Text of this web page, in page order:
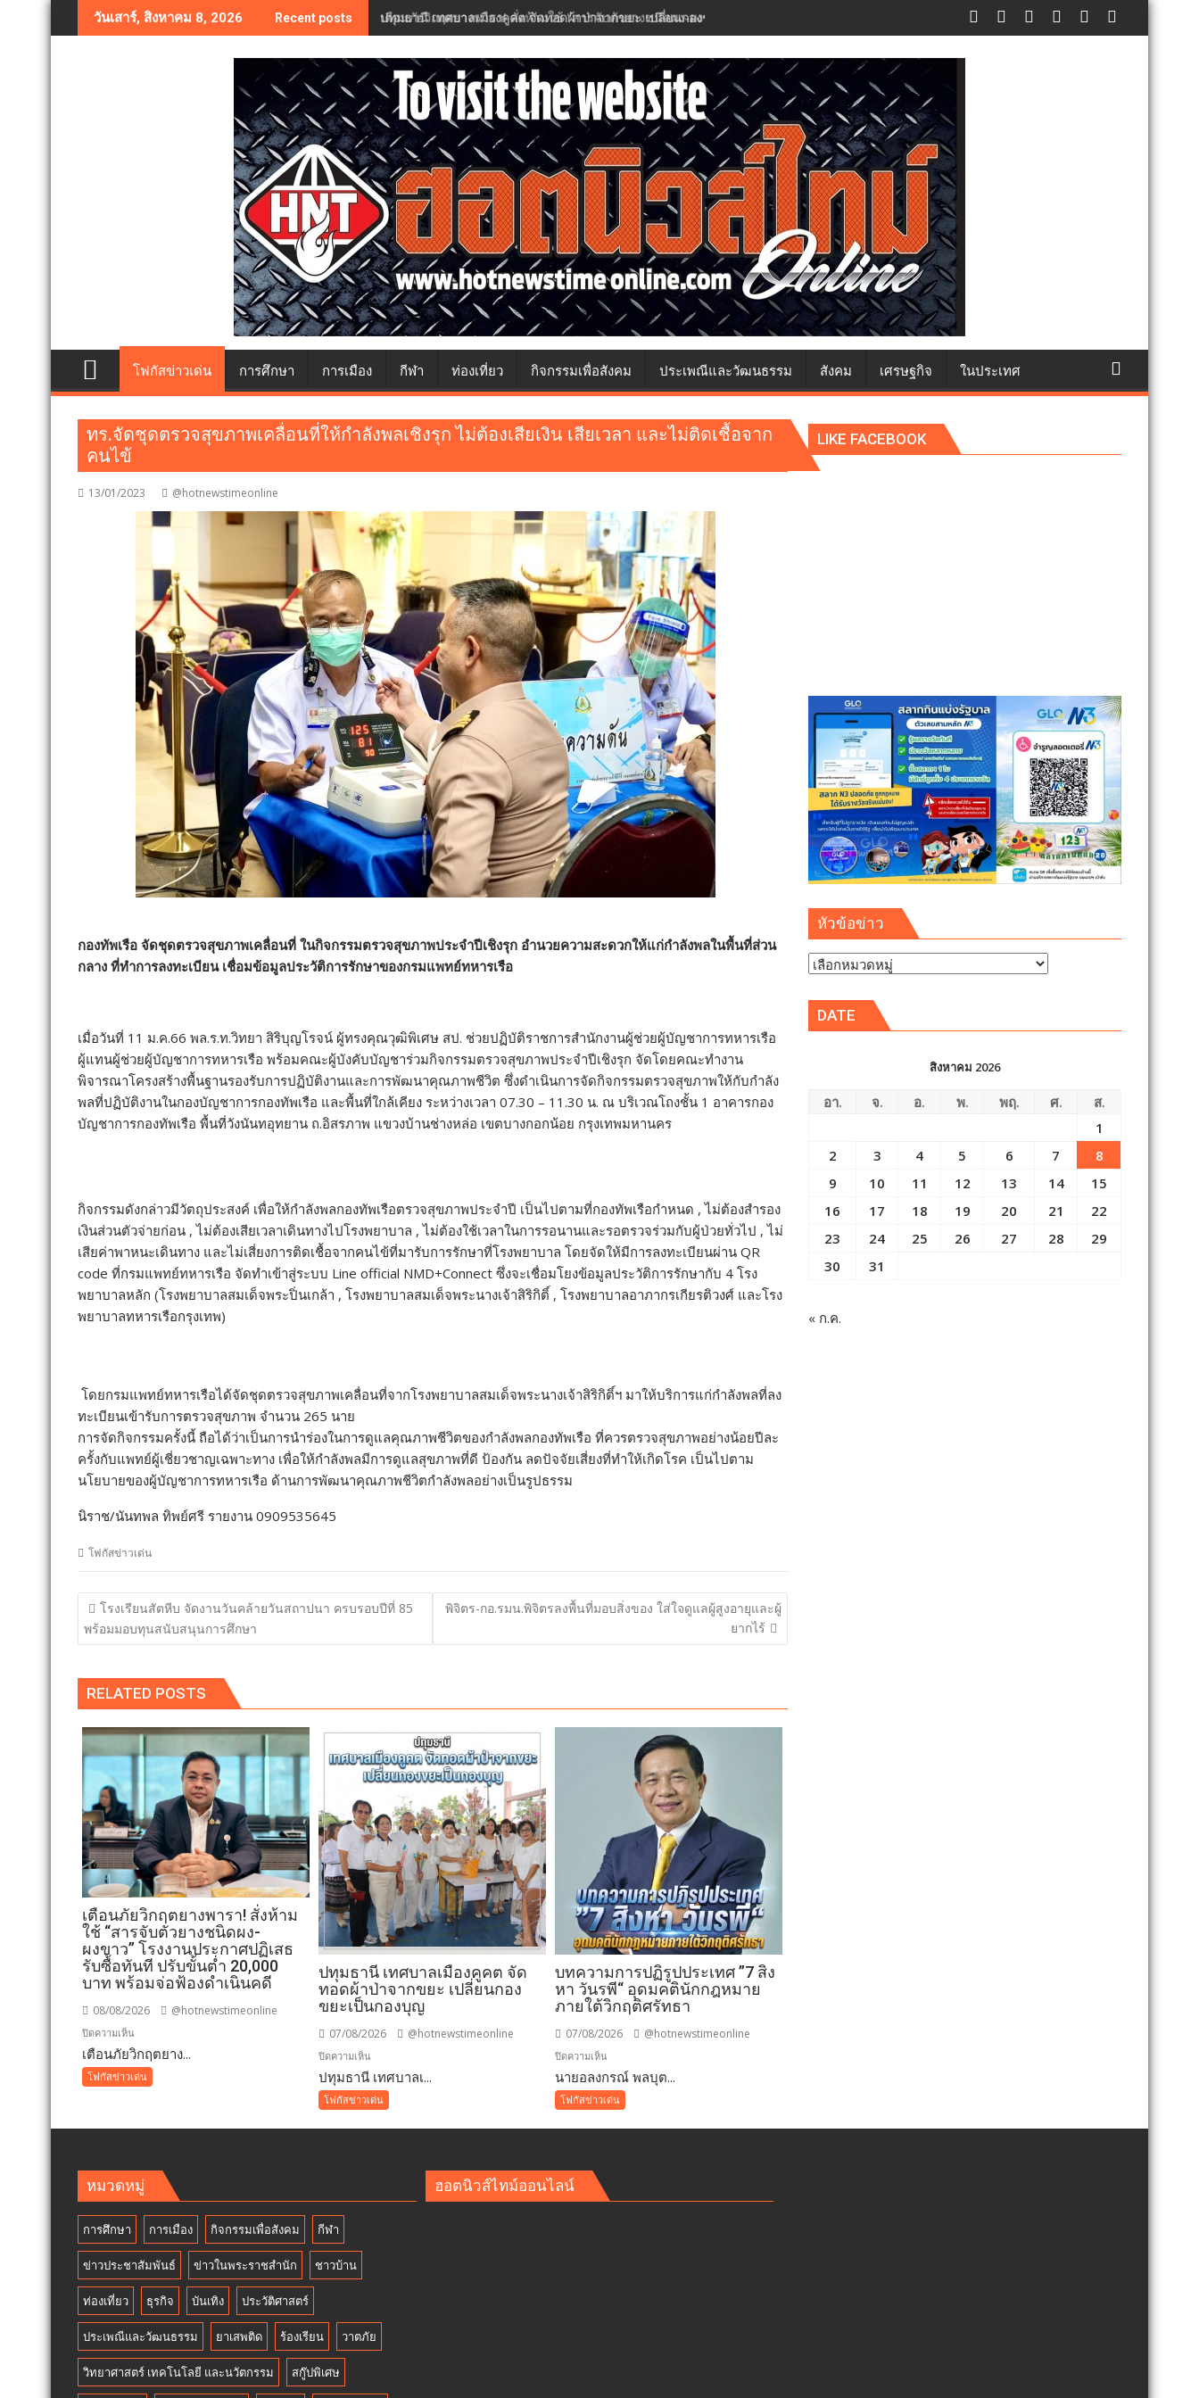
to
วันเสาร์, สิงหาคม 8, 2026 Recent posts ปทุมธานี เทศบาลเมืองคูคต จัดทอดผ้าป่าจากขยะ เปลี่ยนกองขยะเป็นกองบุญ
โฟกัสข่าวเด่น การศึกษา การเมือง กีฬา ท่องเที่ยว กิจกรรมเพื่อสังคม ประเพณีและวัฒนธรรม สังคม เศรษฐกิจ ในประเทศ
ทร.จัดชุดตรวจสุขภาพเคลื่อนที่ให้กำลังพลเชิงรุก ไม่ต้องเสียเงิน เสียเวลา และไม่ติดเชื้อจาก
คนไข้
13/01/2023 @hotnewstimeonline
กองทัพเรือ จัดชุดตรวจสุขภาพเคลื่อนที่ ในกิจกรรมตรวจสุขภาพประจำปีเชิงรุก อำนวยความสะดวกให้แก่กำลังพลในพื้นที่ส่วน
กลาง ที่ทำการลงทะเบียน เชื่อมข้อมูลประวัติการรักษาของกรมแพทย์ทหารเรือ
เมื่อวันที่ 11 ม.ค.66 พล.ร.ท.วิทยา สิริบุญโรจน์ ผู้ทรงคุณวุฒิพิเศษ สป. ช่วยปฏิบัติราชการสำนักงานผู้ช่วยผู้บัญชาการทหารเรือ
ผู้แทนผู้ช่วยผู้บัญชาการทหารเรือ พร้อมคณะผู้บังคับบัญชาร่วมกิจกรรมตรวจสุขภาพประจำปีเชิงรุก จัดโดยคณะทำงาน
พิจารณาโครงสร้างพื้นฐานรองรับการปฏิบัติงานและการพัฒนาคุณภาพชีวิต ซึ่งดำเนินการจัดกิจกรรมตรวจสุขภาพให้กับกำลัง
พลที่ปฏิบัติงานในกองบัญชาการกองทัพเรือ และพื้นที่ใกล้เคียง ระหว่างเวลา 07.30 – 11.30 น. ณ บริเวณโถงชั้น 1 อาคารกอง
บัญชาการกองทัพเรือ พื้นที่วังนันทอุทยาน ถ.อิสรภาพ แขวงบ้านช่างหล่อ เขตบางกอกน้อย กรุงเทพมหานคร
กิจกรรมดังกล่าวมีวัตถุประสงค์ เพื่อให้กำลังพลกองทัพเรือตรวจสุขภาพประจำปี เป็นไปตามที่กองทัพเรือกำหนด , ไม่ต้องสำรอง
เงินส่วนตัวจ่ายก่อน , ไม่ต้องเสียเวลาเดินทางไปโรงพยาบาล , ไม่ต้องใช้เวลาในการรอนานและรอตรวจร่วมกับผู้ป่วยทั่วไป , ไม่
เสียค่าพาหนะเดินทาง และไม่เสี่ยงการติดเชื้อจากคนไข้ที่มารับการรักษาที่โรงพยาบาล โดยจัดให้มีการลงทะเบียนผ่าน QR
code ที่กรมแพทย์ทหารเรือ จัดทำเข้าสู่ระบบ Line official NMD+Connect ซึ่งจะเชื่อมโยงข้อมูลประวัติการรักษากับ 4 โรง
พยาบาลหลัก (โรงพยาบาลสมเด็จพระปิ่นเกล้า , โรงพยาบาลสมเด็จพระนางเจ้าสิริกิติ์ , โรงพยาบาลอาภากรเกียรติวงศ์ และโรง
พยาบาลทหารเรือกรุงเทพ)
โดยกรมแพทย์ทหารเรือได้จัดชุดตรวจสุขภาพเคลื่อนที่จากโรงพยาบาลสมเด็จพระนางเจ้าสิริกิติ์ฯ มาให้บริการแก่กำลังพลที่ลง
ทะเบียนเข้ารับการตรวจสุขภาพ จำนวน 265 นาย
การจัดกิจกรรมครั้งนี้ ถือได้ว่าเป็นการนำร่องในการดูแลคุณภาพชีวิตของกำลังพลกองทัพเรือ ที่ควรตรวจสุขภาพอย่างน้อยปีละ
ครั้งกับแพทย์ผู้เชี่ยวชาญเฉพาะทาง เพื่อให้กำลังพลมีการดูแลสุขภาพที่ดี ป้องกัน ลดปัจจัยเสี่ยงที่ทำให้เกิดโรค เป็นไปตาม
นโยบายของผู้บัญชาการทหารเรือ ด้านการพัฒนาคุณภาพชีวิตกำลังพลอย่างเป็นรูปธรรม
นิราช/นันทพล ทิพย์ศรี รายงาน 0909535645
โฟกัสข่าวเด่น
แนะแนว
เรื่อง
โรงเรียนสัตหีบ จัดงานวันคล้ายวันสถาปนา ครบรอบปีที่ 85
พร้อมมอบทุนสนับสนุนการศึกษา
พิจิตร-กอ.รมน.พิจิตรลงพื้นที่มอบสิ่งของ ใส่ใจดูแลผู้สูงอายุและผู้
ยากไร้
RELATED POSTS
เตือนภัยวิกฤตยางพารา! สั่งห้าม
ใช้ “สารจับตัวยางชนิดผง-
ผงขาว” โรงงานประกาศปฏิเสธ
รับซื้อทันที ปรับขั้นต่ำ 20,000
บาท พร้อมจ่อฟ้องดำเนินคดี
08/08/2026 @hotnewstimeonline
ปิดความเห็น
เตือน
ภัย
วิกฤต
สั่ง
ใช้
“สาร
ยาง
ชนิด
ผง-
ผงขาว”
โรงงาน
ปฏิเสธ
รับ
เตือนภัยวิกฤตยาง...
โฟกัสข่าวเด่น
ปทุมธานี เทศบาลเมืองคูคต จัด
ทอดผ้าป่าจากขยะ เปลี่ยนกอง
ขยะเป็นกองบุญ
07/08/2026 @hotnewstimeonline
ปิดความเห็น
ปทุมธานี
เทศบาล
เมือง
บุญ
ปทุมธานี เทศบาลเ...
โฟกัสข่าวเด่น
บทความการปฏิรูปประเทศ ”7 สิง
หา วันรพี“ อุดมคตินักกฎหมาย
ภายใต้วิกฤติศรัทธา
07/08/2026 @hotnewstimeonline
ปิดความเห็น
บทความ
การ
ปฏิรูป
หา
นายอลงกรณ์ พลบุต...
โฟกัสข่าวเด่น
LIKE FACEBOOK
หัวข้อข่าว
หัวข้อ
DATE
สิงหาคม 2026
อา. จ. อ. พ. พฤ. ศ.
ส.
1
2
3 4 5 6 7
8
9
10 11 12 13 14
15
16
17 18 19 20 21
22
23
24 25 26 27 28
29
30
31
« ก.ค.
หมวดหมู่
การศึกษา การเมือง กิจกรรมเพื่อสังคม กีฬา
ข่าวประชาสัมพันธ์ ข่าวในพระราชสำนัก ชาวบ้าน
ท่องเที่ยว ธุรกิจ บันเทิง ประวัติศาสตร์
ประเพณีและวัฒนธรรม ยาเสพติด ร้องเรียน วาตภัย
วิทยาศาสตร์ เทคโนโลยี และนวัตกรรม สกู๊ปพิเศษ
ฮอตนิวส์ไทม์ออนไลน์